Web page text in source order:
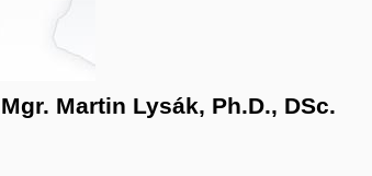
Martin Lysák, Ph.D., DSc.